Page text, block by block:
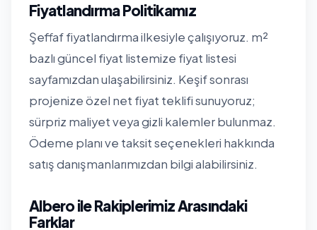
Fiyatlandırma Politikamız
Şeffaf fiyatlandırma ilkesiyle çalışıyoruz. m²
bazlı güncel fiyat listemize fiyat listesi
sayfamızdanulaşabilirsiniz. Keşif sonrası
projenize özel net fiyat teklifi sunuyoruz;
sürpriz maliyet veya gizli kalemler bulunmaz.
Ödeme planı ve taksit seçenekleri hakkında
satış danışmanlarımızdan bilgi alabilirsiniz.
Albero ile Rakiplerimiz Arasındaki
Farklar